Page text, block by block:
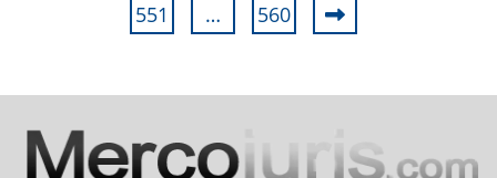
551
… 560